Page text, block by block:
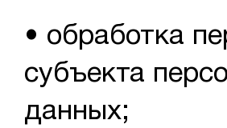
• обработка
субъекта
данных;